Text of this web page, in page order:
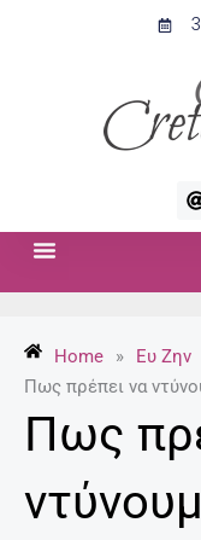
t
Home » Ευ Ζην
Πως πρέπει να
Πως